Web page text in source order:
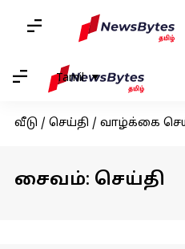
Tamil
வீடு / செய்தி / வாழ்க்கை
சைவம்: செய்தி